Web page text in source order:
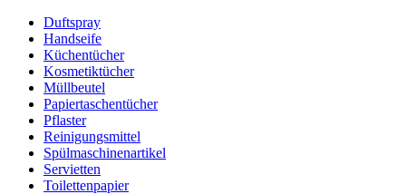
Duftspray
Handseife
Küchentücher
Kosmetiktücher
Müllbeutel
Papiertaschentücher
Pflaster
Reinigungsmittel
Spülmaschinenartikel
Servietten
Toilettenpapier